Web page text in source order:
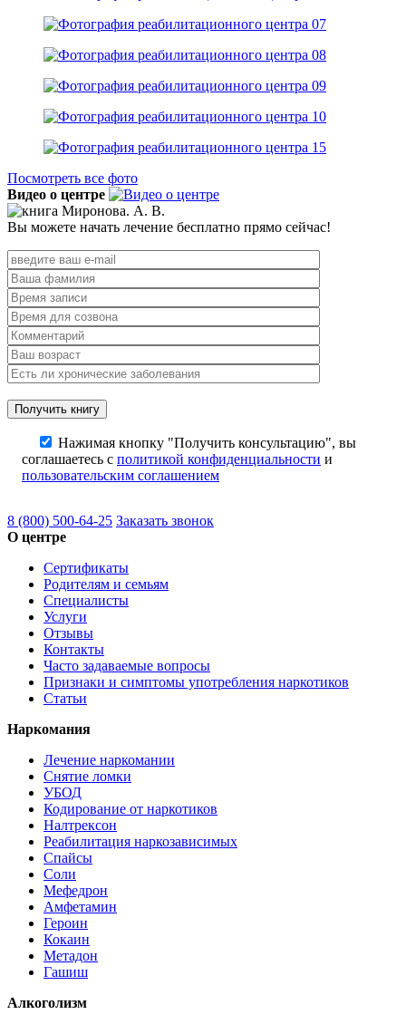
Посмотреть все фото
Видео о центре
Вы можете начать лечение бесплатно прямо сейчас!
Нажимая кнопку "Получить консультацию", вы
соглашаетесь с политикой конфиденциальности и
пользовательским соглашением
8 (800) 500-64-25 Заказать звонок
О центре
Сертификаты
Родителям и семьям
Специалисты
Услуги
Отзывы
Контакты
Часто задаваемые вопросы
Признаки и симптомы употребления наркотиков
Статьи
Наркомания
Лечение наркомании
Снятие ломки
УБОД
Кодирование от наркотиков
Налтрексон
Реабилитация наркозависимых
Спайсы
Соли
Мефедрон
Амфетамин
Героин
Кокаин
Метадон
Гашиш
Алкоголизм